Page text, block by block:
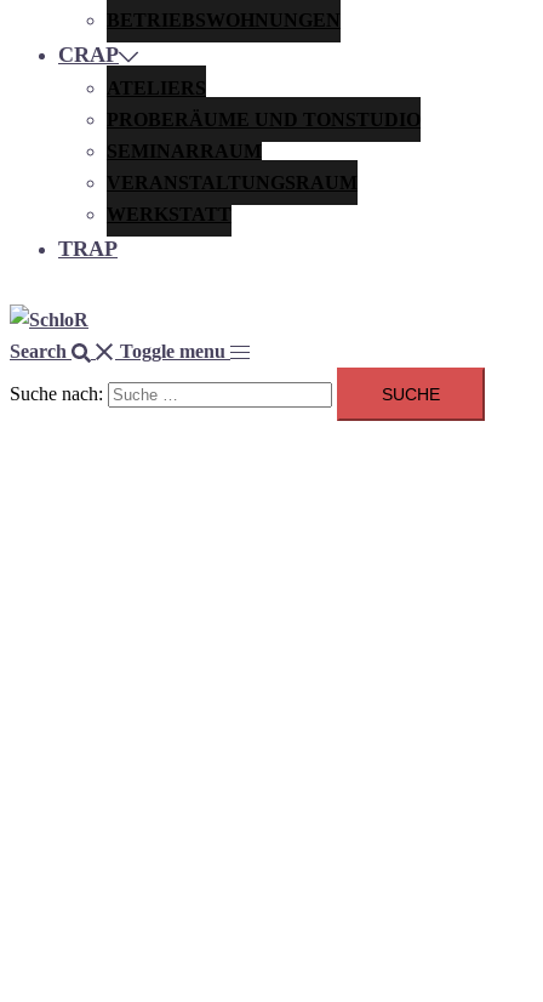
BETRIEBSWOHNUNGEN
CRAP
ATELIERS
PROBERÄUME UND TONSTUDIO
SEMINARRAUM
VERANSTALTUNGSRAUM
WERKSTATT
TRAP
Search Toggle menu
Suche nach: